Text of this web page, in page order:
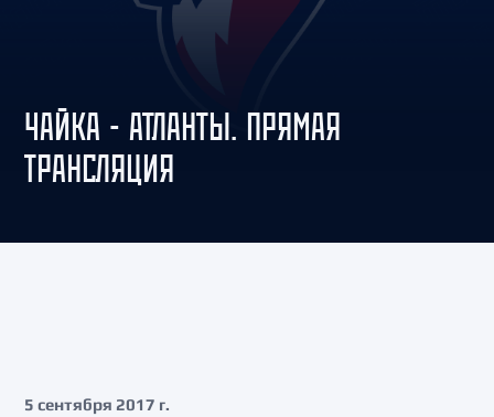
ЧАЙКА - АТЛАНТЫ. ПРЯМАЯ
ТРАНСЛЯЦИЯ
5 сентября 2017 г.